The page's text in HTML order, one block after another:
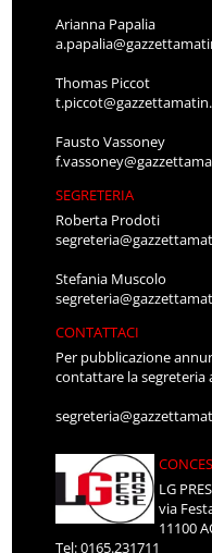
Arianna Papalia
Thomas Piccot
Fausto Vassoney
SEGRETERIA
Roberta Prodoti
Stefania Muscolo
CONTATTACI
Per pubblicazione
contattare la segreteria
LG
via
11100
Tel: 0165.231711